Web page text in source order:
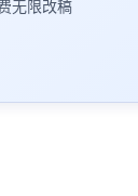
无限改稿